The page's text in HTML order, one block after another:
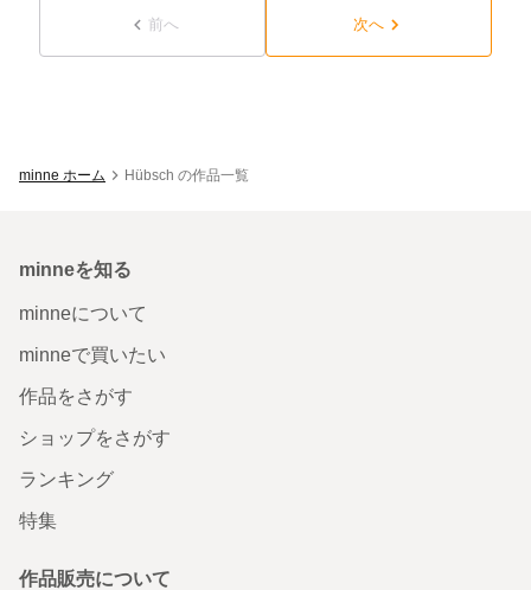
前へ 次へ
minne ホーム Hübsch の作品一覧
minneを知る
minneについて
minneで買いたい
作品をさがす
ショップをさがす
ランキング
特集
作品販売について